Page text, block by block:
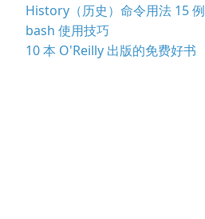
History（历史）命令用法 15 例
bash 使用技巧
10 本 O'Reilly 出版的免费好书